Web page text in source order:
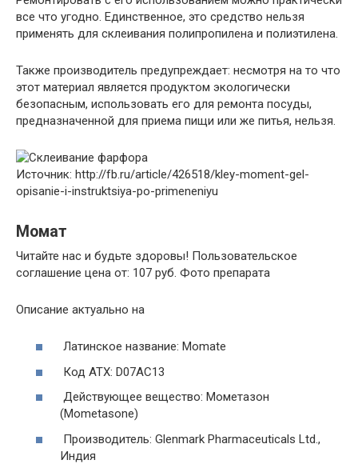
все что угодно. Единственное, это средство нельзя
применять для склеивания полипропилена и полиэтилена.
Также производитель предупреждает: несмотря на то что
этот материал является продуктом экологически
безопасным, использовать его для ремонта посуды,
предназначенной для приема пищи или же питья, нельзя.
Источник: http://fb.ru/article/426518/kley-moment-gel-
opisanie-i-instruktsiya-po-primeneniyu
Момат
Читайте нас и будьте здоровы! Пользовательское
соглашение цена от: 107 руб. Фото препарата
Описание актуально на
Латинское название: Momate
Код АТХ: D07AC13
Действующее вещество: Мометазон
(Mometasone)
Производитель: Glenmark Pharmaceuticals Ltd.,
Индия